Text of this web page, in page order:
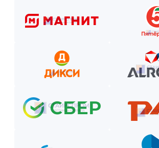
Внесите предоплату (если
Отслеживайте этапы
Оплатите остаток после
и наслаждайтесь новой